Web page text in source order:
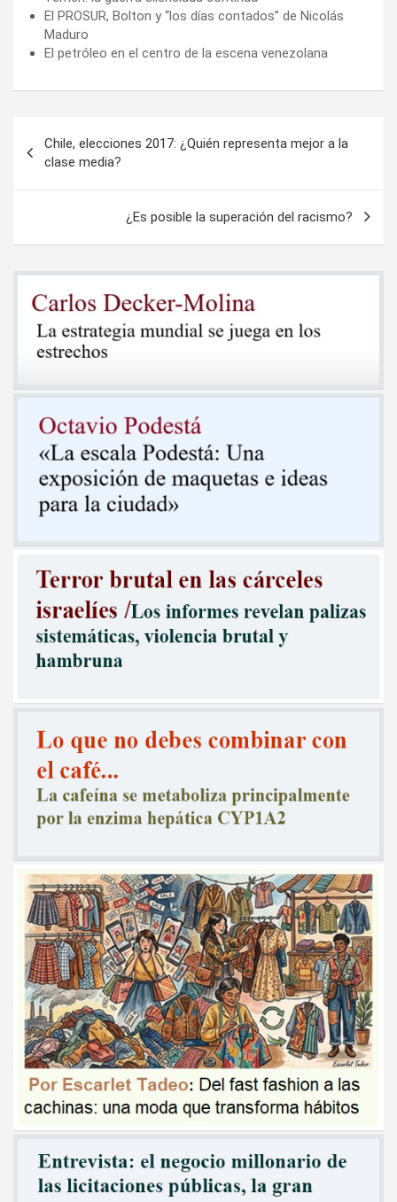
El PROSUR, Bolton y “los días contados” de Nicolás
Maduro
El petróleo en el centro de la escena venezolana
de
entradas
Chile, elecciones 2017: ¿Quién representa mejor a la
clase media?
¿Es posible la superación del racismo?